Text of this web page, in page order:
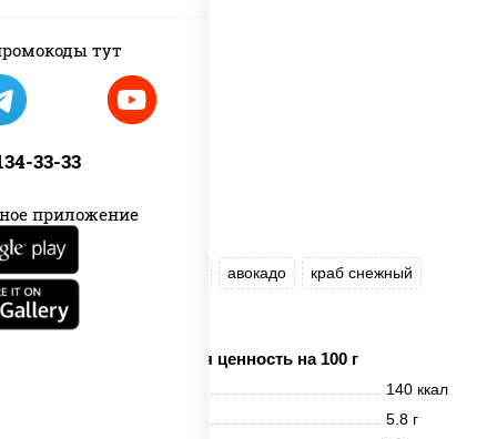
тут
33-33
приложение
рис авокадо краб снежный
икра "Масаго"
Пищевая ценность на 100 г
140 ккал
5.8 г